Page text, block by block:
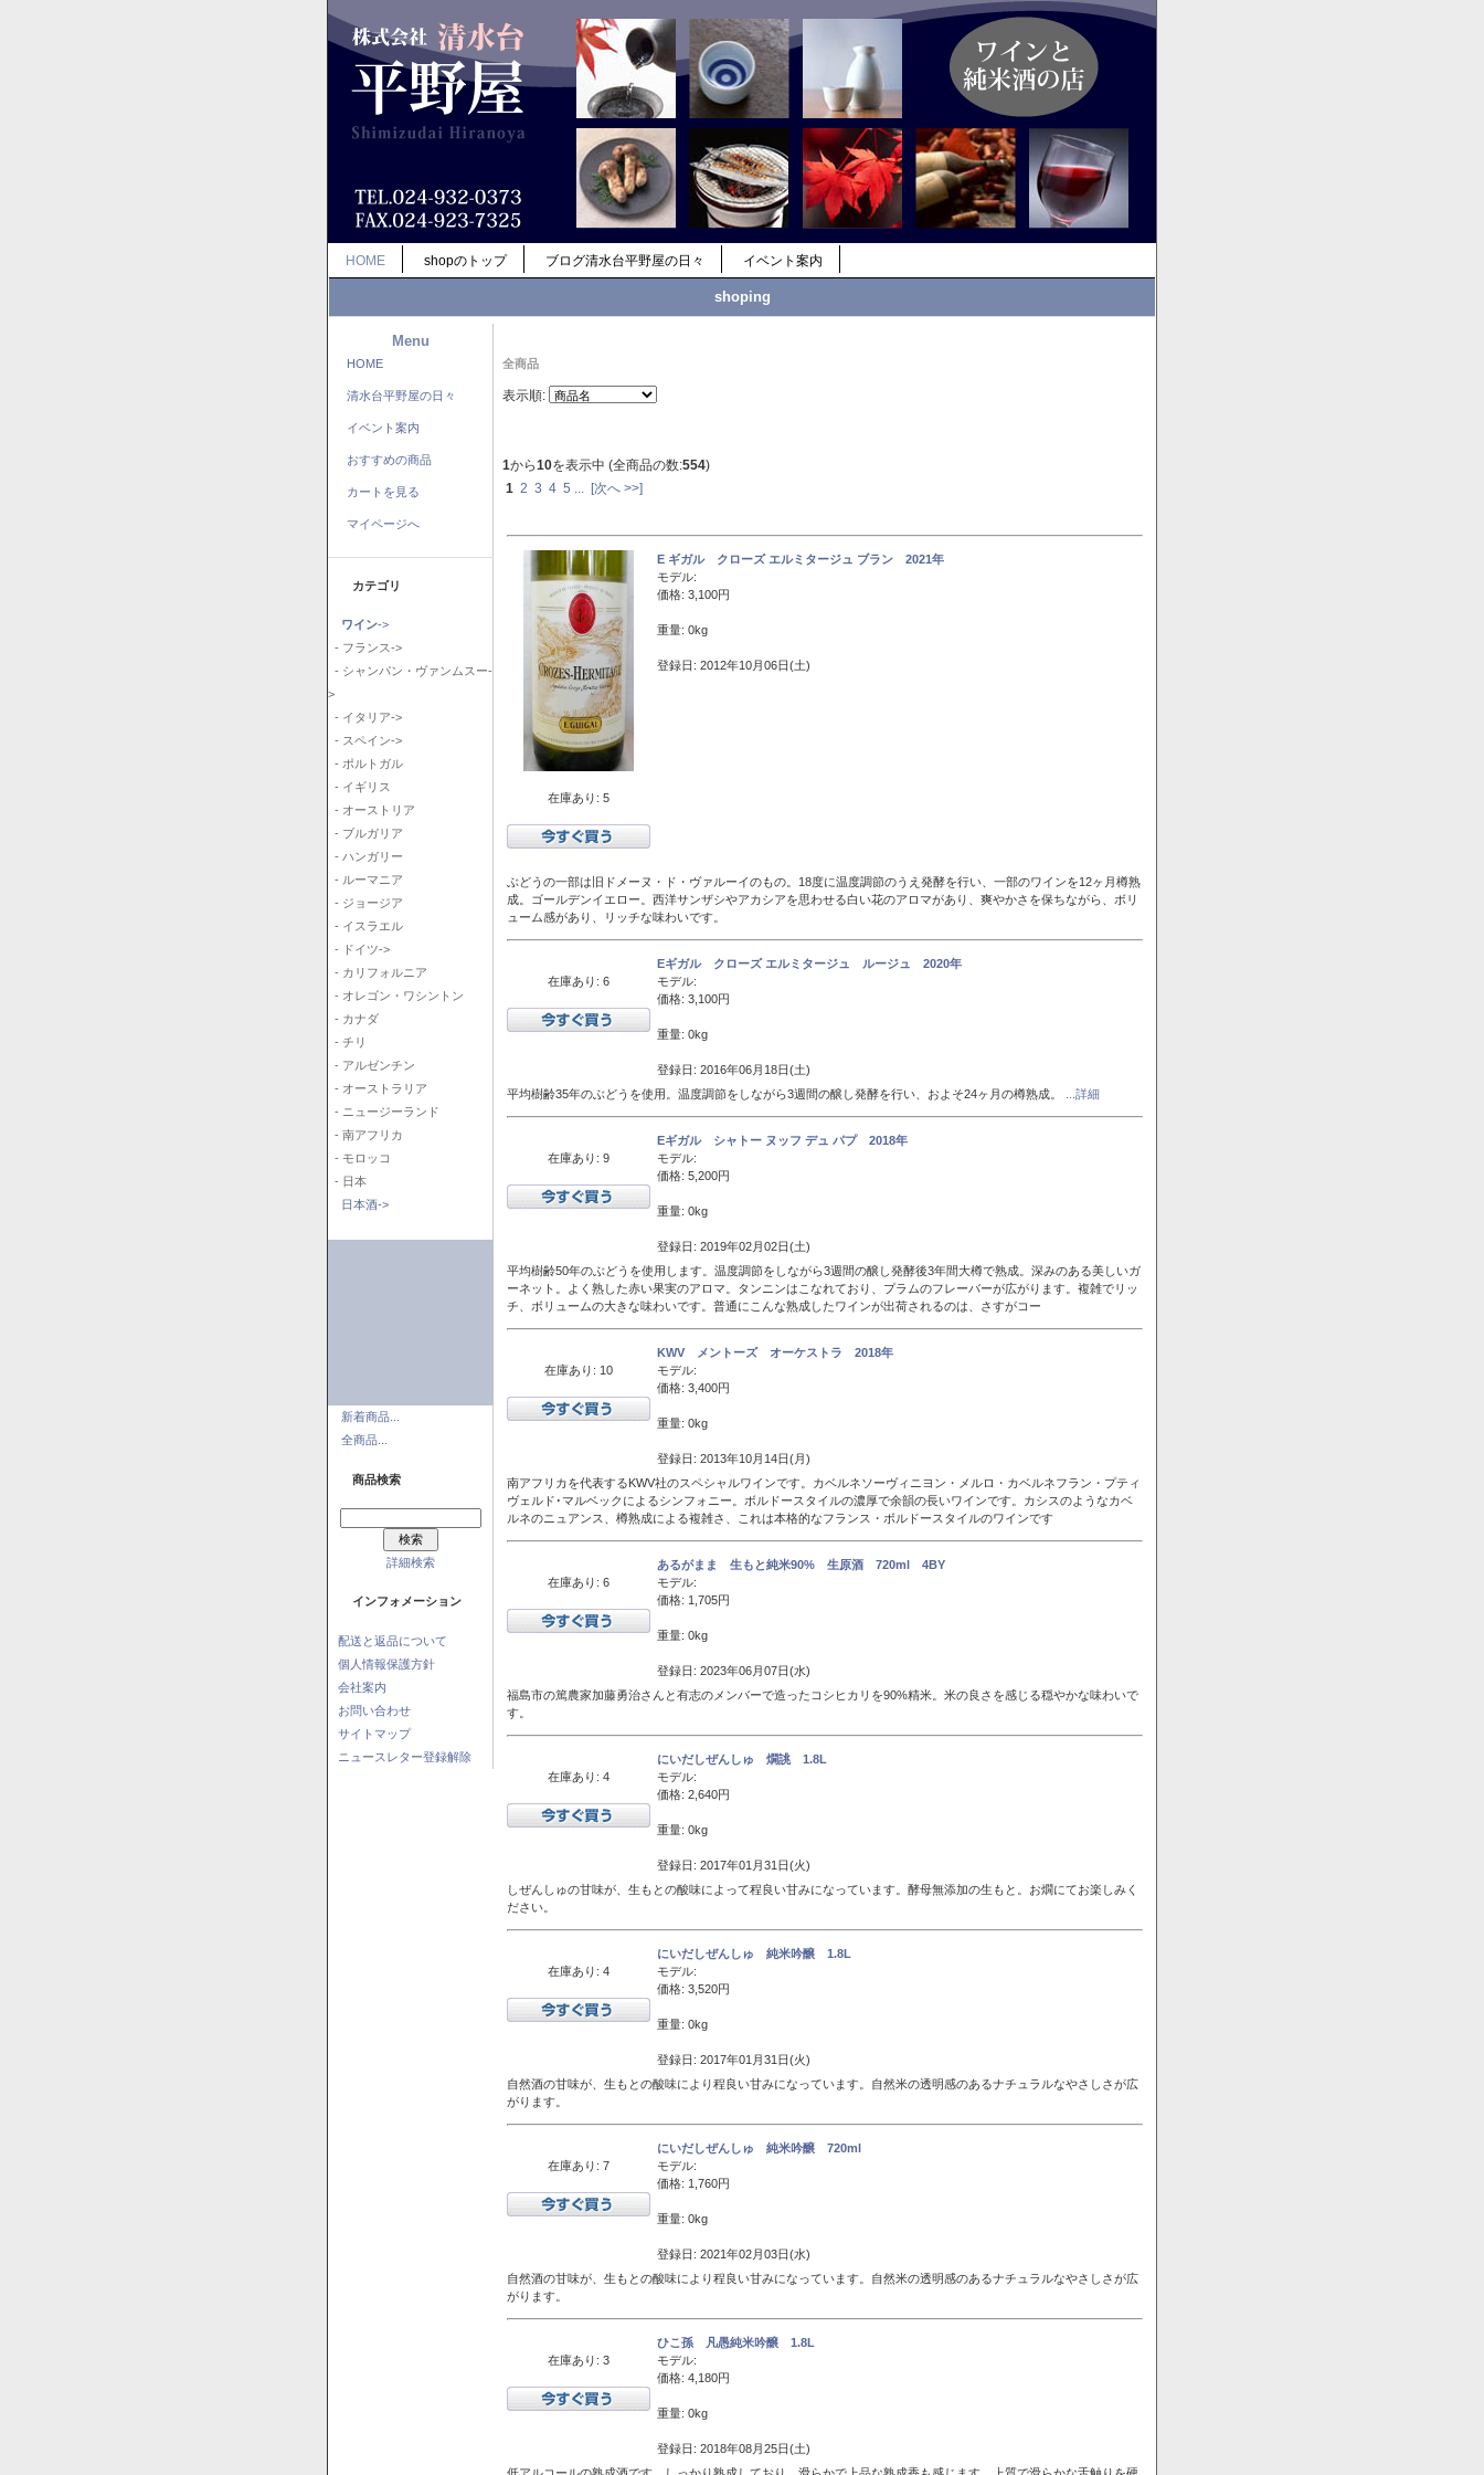
HOME shopのトップ ブログ清水台平野屋の日々 イベント案内
shoping
Menu
HOME
清水台平野屋の日々
イベント案内
おすすめの商品
カートを見る
マイページへ
カテゴリ
ワイン->
- フランス->
- シャンパン・ヴァンムスー-
>
- イタリア->
- スペイン->
- ポルトガル
- イギリス
- オーストリア
- ブルガリア
- ハンガリー
- ルーマニア
- ジョージア
- イスラエル
- ドイツ->
- カリフォルニア
- オレゴン・ワシントン
- カナダ
- チリ
- アルゼンチン
- オーストラリア
- ニュージーランド
- 南アフリカ
- モロッコ
- 日本
日本酒->
新着商品...
全商品...
商品検索
詳細検索
インフォメーション
配送と返品について
個人情報保護方針
会社案内
お問い合わせ
サイトマップ
ニュースレター登録解除
全商品
表示順:
1から10を表示中 (全商品の数:554)
1 2 3 4 5 [次へ >>]
在庫あり: 5
E ギガル クローズ エルミタージュ ブラン 2021年
モデル:
価格: 3,100円
重量: 0kg
登録日: 2012年10月06日(土)
ぶどうの一部は旧ドメーヌ・ド・ヴァルーイのもの。18度に温度調節のうえ発酵を行い、一部のワインを12ヶ月樽熟
成。ゴールデンイエロー。西洋サンザシやアカシアを思わせる白い花のアロマがあり、爽やかさを保ちながら、ボリ
ューム感があり、リッチな味わいです。
在庫あり: 6
Eギガル クローズ エルミタージュ ルージュ 2020年
モデル:
価格: 3,100円
重量: 0kg
登録日: 2016年06月18日(土)
平均樹齢35年のぶどうを使用。温度調節をしながら3週間の醸し発酵を行い、およそ24ヶ月の樽熟成。
...詳細
在庫あり: 9
Eギガル シャトー ヌッフ デュ パプ 2018年
モデル:
価格: 5,200円
重量: 0kg
登録日: 2019年02月02日(土)
平均樹齢50年のぶどうを使用します。温度調節をしながら3週間の醸し発酵後3年間大樽で熟成。深みのある美しいガ
ーネット。よく熟した赤い果実のアロマ。タンニンはこなれており、プラムのフレーバーが広がります。複雑でリッ
チ、ボリュームの大きな味わいです。普通にこんな熟成したワインが出荷されるのは、さすがコー
在庫あり: 10
KWV メントーズ オーケストラ 2018年
モデル:
価格: 3,400円
重量: 0kg
登録日: 2013年10月14日(月)
南アフリカを代表するKWV社のスペシャルワインです。カベルネソーヴィニヨン・メルロ・カベルネフラン・プティ
ヴェルド･マルベックによるシンフォニー。ボルドースタイルの濃厚で余韻の長いワインです。カシスのようなカベ
ルネのニュアンス、樽熟成による複雑さ、これは本格的なフランス・ボルドースタイルのワインです
在庫あり: 6
あるがまま 生もと純米90% 生原酒 720ml 4BY
モデル:
価格: 1,705円
重量: 0kg
登録日: 2023年06月07日(水)
福島市の篤農家加藤勇治さんと有志のメンバーで造ったコシヒカリを90%精米。米の良さを感じる穏やかな味わいで
す。
在庫あり: 4
にいだしぜんしゅ 燗誂 1.8L
モデル:
価格: 2,640円
重量: 0kg
登録日: 2017年01月31日(火)
しぜんしゅの甘味が、生もとの酸味によって程良い甘みになっています。酵母無添加の生もと。お燗にてお楽しみく
ださい。
在庫あり: 4
にいだしぜんしゅ 純米吟醸 1.8L
モデル:
価格: 3,520円
重量: 0kg
登録日: 2017年01月31日(火)
自然酒の甘味が、生もとの酸味により程良い甘みになっています。自然米の透明感のあるナチュラルなやさしさが広
がります。
在庫あり: 7
にいだしぜんしゅ 純米吟醸 720ml
モデル:
価格: 1,760円
重量: 0kg
登録日: 2021年02月03日(水)
自然酒の甘味が、生もとの酸味により程良い甘みになっています。自然米の透明感のあるナチュラルなやさしさが広
がります。
在庫あり: 3
ひこ孫 凡愚純米吟醸 1.8L
モデル:
価格: 4,180円
重量: 0kg
登録日: 2018年08月25日(土)